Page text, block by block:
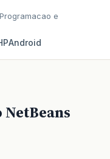
e
Android